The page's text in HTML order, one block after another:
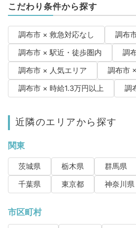
こだわり条件から探す
調布市 × 救急対応なし
調布
調布市 × 駅近・徒歩圏内
調
調布市 × 人気エリア
調布市
調布市 × 時給1.3万円以上
調
近隣のエリアから探す
関東
茨城県 栃木県 群馬県
千葉県
東京都 神奈川県
市区町村